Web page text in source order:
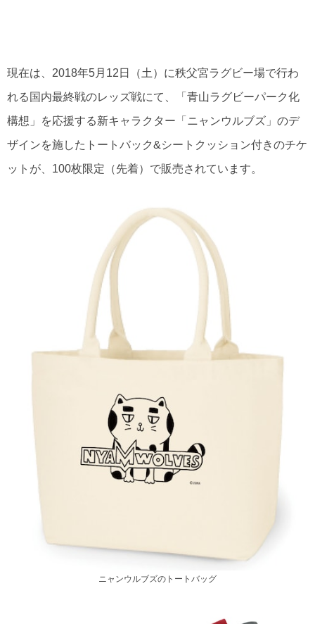
現在は、2018年5月12日（土）に秩父宮ラグビー場で行わ
れる国内最終戦のレッズ戦にて、「青山ラグビーパーク化
構想」を応援する新キャラクター「ニャンウルブズ」のデ
ザインを施したトートバック&シートクッション付きのチケ
ットが、100枚限定（先着）で販売されています。
ニャンウルブズのトートバッグ